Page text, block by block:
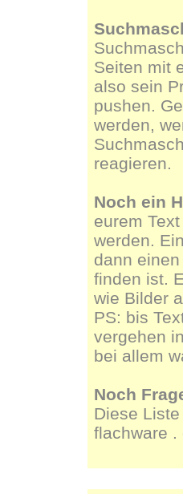
Seiten mit
also sein
pushen.
werden,
reagieren.
Noch ein
eurem
werden.
dann
finden ist.
wie Bilder
PS: bis
vergehen
bei allem
Noch
Diese
flachware .